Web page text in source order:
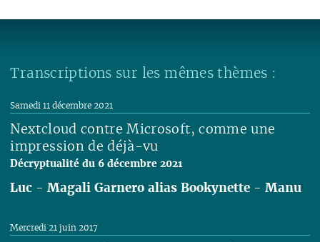
Transcriptions sur les mêmes thèmes :
Nextcloud contre Microsoft, comme une
impression de déjà-vu
Décryptualité du 6 décembre 2021
Samedi 11 décembre 2021
Luc -Magali Garnero alias Bookynette -Manu
Lire
Mercredi 21 juin 2017